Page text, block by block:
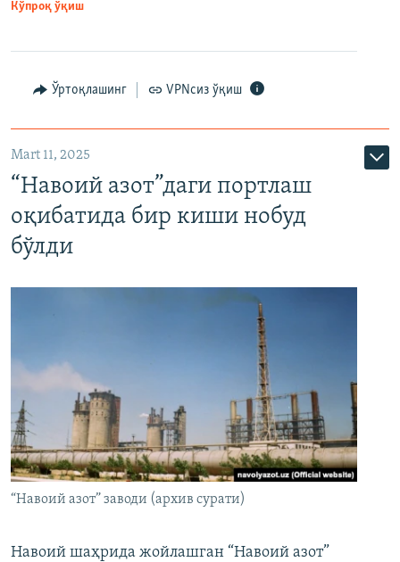
Кўпроқ ўқиш
Ўртоқлашинг VPNсиз ўқиш
Mart 11, 2025
“Навоий азот”даги портлаш
оқибатида бир киши нобуд
бўлди
“Навоий азот” заводи (архив сурати)
Навоий шаҳрида жойлашган “Навоий азот”